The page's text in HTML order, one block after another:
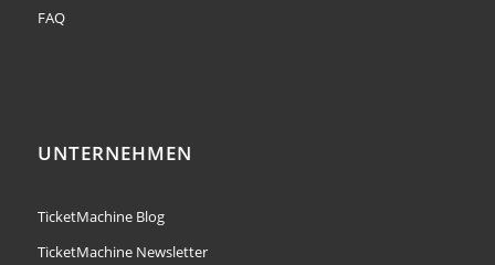
FAQ
UNTERNEHMEN
TicketMachine Blog
TicketMachine Newsletter